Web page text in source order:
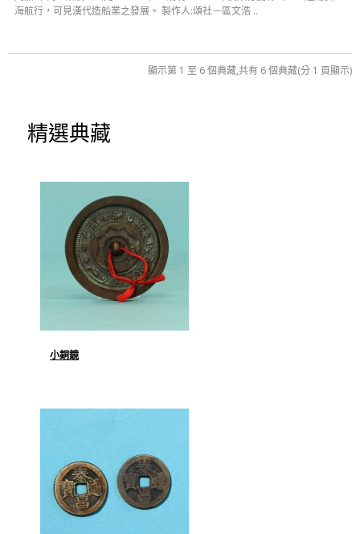
海航行，可見漢代造船業之發展。 製作人:頌社－區文浩 ..
顯示第 1 至 6 個典藏,共有 6 個典藏(分 1 頁顯示)
精選典藏
小銅鏡